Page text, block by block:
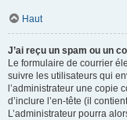
Haut
J’ai reçu un spam ou un
Le formulaire de courrier
suivre les utilisateurs qui
l’administrateur une copie
d’inclure l’en-tête (il
L’administrateur pourra